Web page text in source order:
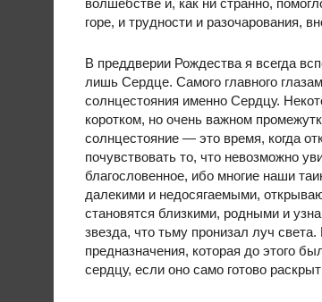
волшебстве и, как ни странно,
горе, и трудности и разочарования,
В преддверии Рождества я всегда
лишь Сердце. Самого главного
солнцестояния именно Сердцу.
коротком, но очень важном
солнцестояние — это время, когда
почувствовать то, что невозможно
благословенное, ибо многие наши
далекими и недосягаемыми,
становятся близкими, родными и
звезда, что тьму пронизал луч
предназначения, которая до этого
сердцу, если оно само готово